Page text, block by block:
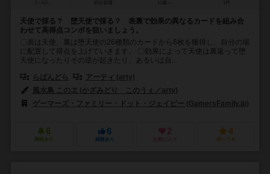
天使で採る？ 堕天使で採る？ 表裏で効果の異なるカードを組み合
わせて高得点コンボを狙いましょう。
〇表は天使、裏は堕天使の26種類のカードから6枚を獲得し、自分の場
に配置して得点を上げていきます。 〇効果によって天使は裏返って堕
天使になったりその逆が起きたり、あるいは自...
らぱんどら
アーティ (arty)
風水鳥 このヱ (かざみどり このうぇ／arty)
ゲーマーズ・ファミリー・ドット・ジェイピー (GamersFamily.jp)
6
興味あり
6
経験あり
2
お気に入り
4
持ってる